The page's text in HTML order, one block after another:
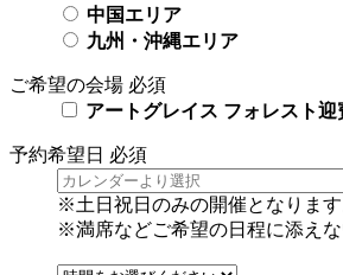
中国エリア
九州・沖縄エリア
ご希望の会場 必須
アートグレイス フォレスト迎
予約希望日 必須
※土日祝日のみの開催となりま
※満席などご希望の日程に添えな